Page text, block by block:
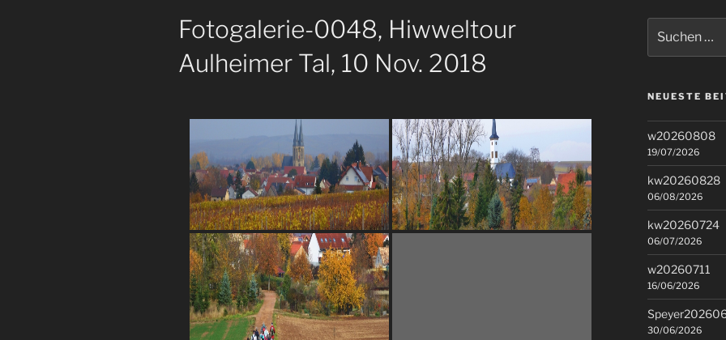
Fotogalerie-0048, Hiwweltour
Aulheimer Tal, 10 Nov. 2018
nach:
NEUESTE
w20260808
19/07/2026
kw20260828
06/08/2026
kw20260724
06/07/2026
w20260711
16/06/2026
30/06/2026